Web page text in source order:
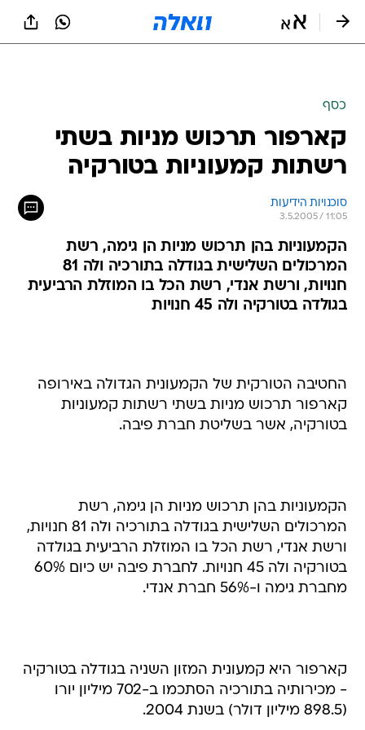
כסף
קארפור תרכוש מניות בשתי
רשתות קמעוניות בטורקיה
סוכנויות הידיעות
3.5.2005 / 11:05
הקמעוניות בהן תרכוש מניות הן גימה, רשת
המרכולים השלישית בגודלה בתורכיה ולה 81
חנויות, ורשת אנדי, רשת הכל בו המוזלת הרביעית
בגולדה בטורקיה ולה 45 חנויות
החטיבה הטורקית של הקמעונית הגדולה באירופה
קארפור תרכוש מניות בשתי רשתות קמעוניות
בטורקיה, אשר בשליטת חברת פיבה.
הקמעוניות בהן תרכוש מניות הן גימה, רשת
המרכולים השלישית בגודלה בתורכיה ולה 81 חנויות,
ורשת אנדי, רשת הכל בו המוזלת הרביעית בגולדה
בטורקיה ולה 45 חנויות. לחברת פיבה יש כיום 60%
מחברת גימה ו-56% חברת אנדי.
קארפור היא קמעונית המזון השניה בגודלה בטורקיה
- מכירותיה בתורכיה הסתכמו ב-702 מיליון יורו
(898.5 מיליון דולר) בשנת 2004.